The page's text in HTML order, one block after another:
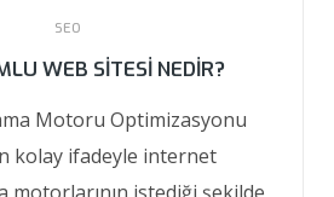
SEO
WEB SITESI NEDIR?
Motoru Optimizasyonu
kolay ifadeyle internet